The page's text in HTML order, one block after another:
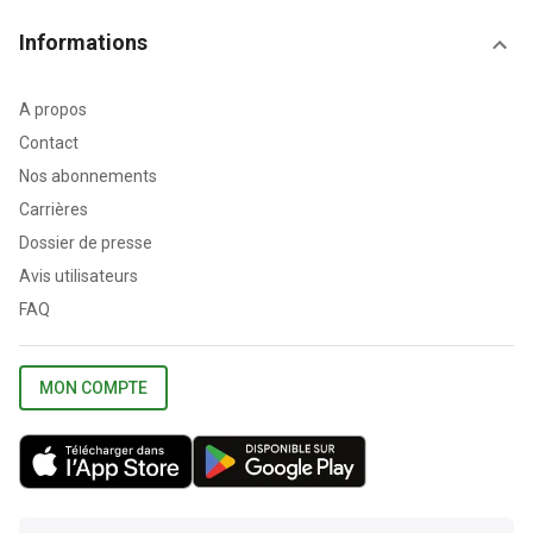
Informations
A propos
Contact
Nos abonnements
Carrières
Dossier de presse
Avis utilisateurs
FAQ
MON COMPTE